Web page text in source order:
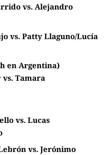
vs. Alejandro
vs. Patty Llaguno/Lucía
en Argentina)
Tamara
vs. Lucas
vs. Jerónimo